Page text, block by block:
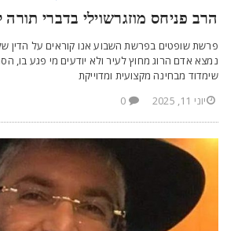
פניחס מוזגרשוילי בדברי תורה
שופטים בפרשת השבוע אנו קוראים על הדין
אדם הרוג מחוץ לעיר ולא יודעים מי פגע בו,
מבחינה מקצועית ומדוייקת
יוני 11, 2025
0